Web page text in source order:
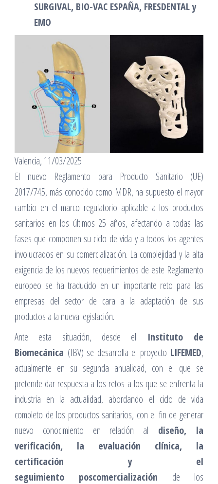
SURGIVAL, BIO-VAC ESPAÑA, FRESDENTAL y
EMO
Valencia, 11/03/2025
El nuevo Reglamento para Producto Sanitario (UE)
2017/745, más conocido como MDR, ha supuesto el mayor
cambio en el marco regulatorio aplicable a los productos
sanitarios en los últimos 25 años, afectando a todas las
fases que componen su ciclo de vida y a todos los agentes
involucrados en su comercialización. La complejidad y la alta
exigencia de los nuevos requerimientos de este Reglamento
europeo se ha traducido en un importante reto para las
empresas del sector de cara a la adaptación de sus
productos a la nueva legislación.
Ante esta situación, desde el Instituto de
Biomecánica (IBV) se desarrolla el proyecto LIFEMED,
actualmente en su segunda anualidad, con el que se
pretende dar respuesta a los retos a los que se enfrenta la
industria en la actualidad, abordando el ciclo de vida
completo de los productos sanitarios, con el fin de generar
nuevo conocimiento en relación al diseño, la
verificación, la evaluación clínica, la
certificación y el
seguimiento
poscomercialización de los